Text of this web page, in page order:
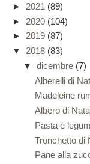
► 2021 (89)
► 2020 (104)
► 2019 (87)
▼ 2018 (83)
▼ dicembre (7)
Alberelli di
Madeleine
Albero di
Pasta e
Tronchetto di
Pane alla